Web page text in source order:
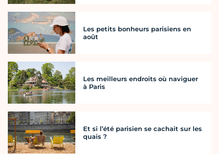
Les petits bonheurs parisiens en
août
Les meilleurs endroits où naviguer
à Paris
Et si l’été parisien se cachait sur les
quais ?